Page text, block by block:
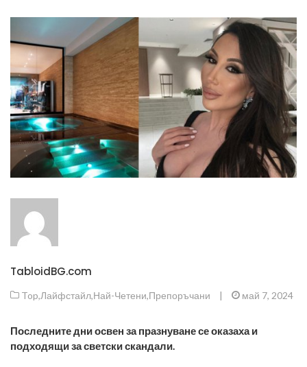
TabloidBG.com
Top,Лайфстайл,Най-Четени,Препоръчани | май 7, 2024
Последните дни освен за празнуване се оказаха и
подходящи за светски скандали.